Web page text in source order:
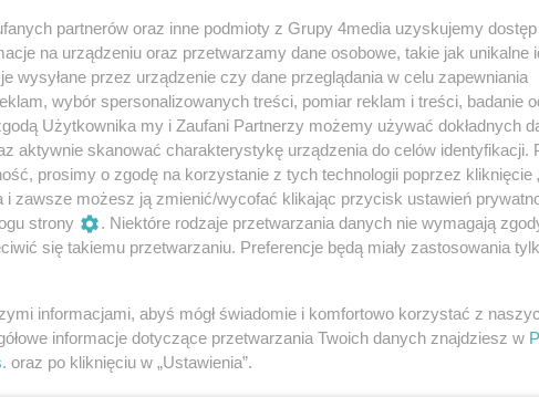
13 / 37
partnerów oraz inne podmioty z Grupy 4media uzyskujemy
na urządzeniu oraz przetwarzamy dane osobowe, takie jak unikalne
wysyłane przez urządzenie czy dane przeglądania w celu zapewniania
wybór spersonalizowanych treści, pomiar reklam i treści, badanie
Użytkownika my i Zaufani Partnerzy możemy używać dokładnych
aktywnie skanować charakterystykę urządzenia do celów identyfikacji.
prosimy o zgodę na korzystanie z tych technologii poprzez kliknięcie
i zawsze możesz ją zmienić/wycofać klikając przycisk ustawień
strony
. Niektóre rodzaje przetwarzania danych nie wymagają
się takiemu przetwarzaniu. Preferencje będą miały zastosowania
informacjami, abyś mógł świadomie i komfortowo korzystać z
informacje dotyczące przetwarzania Twoich danych znajdziesz w
. oraz po kliknięciu w „Ustawienia”.